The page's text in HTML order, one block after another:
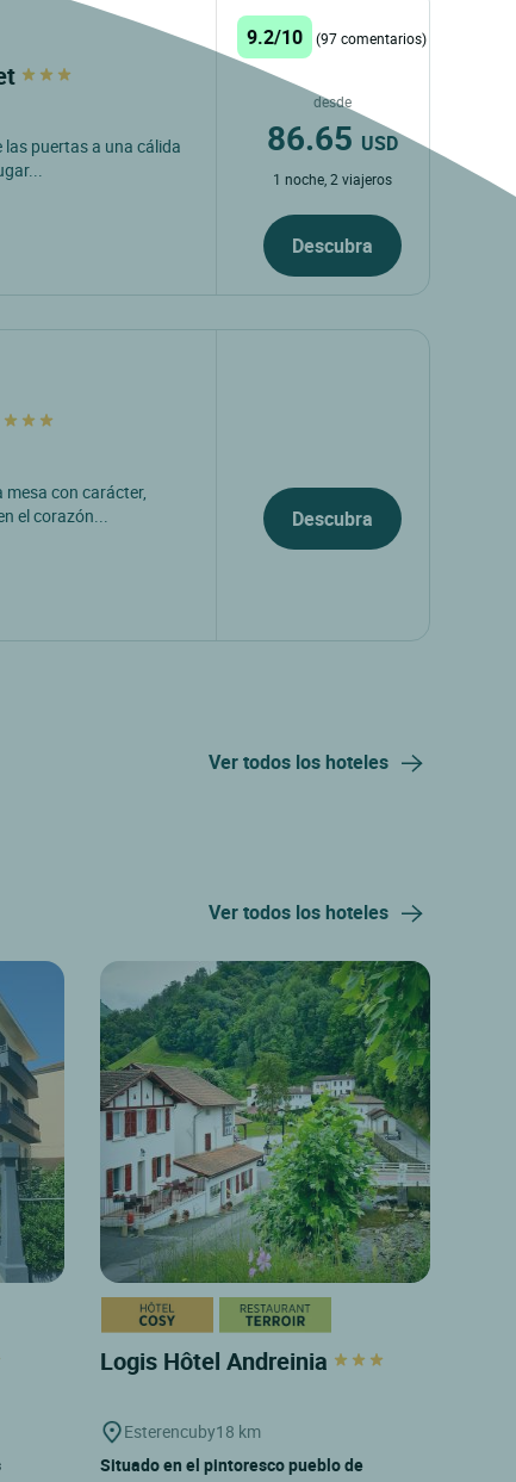
las puertas a una cálida
9.2/10 (97 comentarios)
desde
86.65 USD
1 noche, 2 viajeros
Descubra
mesa con carácter,
el corazón...
Descubra
Ver todos los hoteles
Ver todos los hoteles
Logis Hôtel Andreinia
Esterencuby18 km
Situado en el pintoresco pueblo de